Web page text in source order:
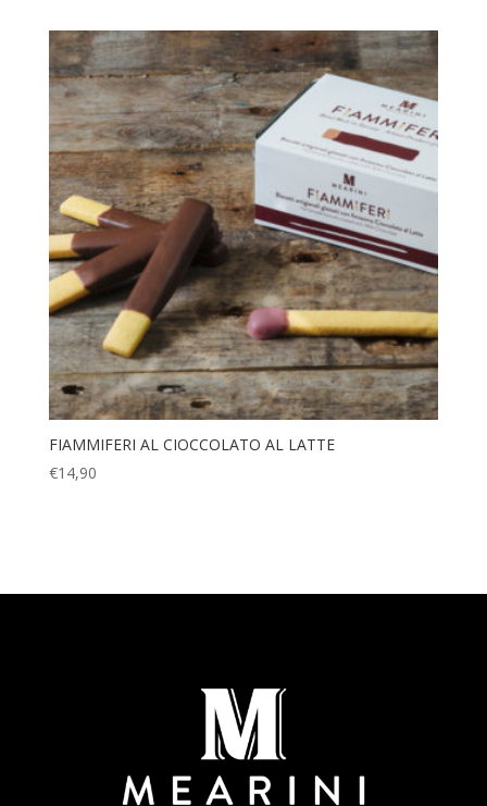
FIAMMIFERI AL CIOCCOLATO AL LATTE
€14,90